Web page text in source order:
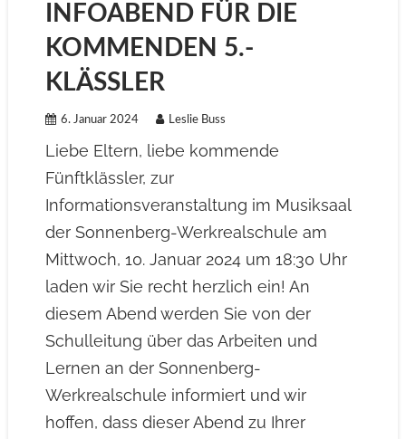
INFOABEND FÜR DIE
KOMMENDEN 5.-
KLÄSSLER
6. Januar 2024 Leslie Buss
Liebe Eltern, liebe kommende
Fünftklässler, zur
Informationsveranstaltung im Musiksaal
der Sonnenberg-Werkrealschule am
Mittwoch, 10. Januar 2024 um 18:30 Uhr
laden wir Sie recht herzlich ein! An
diesem Abend werden Sie von der
Schulleitung über das Arbeiten und
Lernen an der Sonnenberg-
Werkrealschule informiert und wir
hoffen, dass dieser Abend zu Ihrer